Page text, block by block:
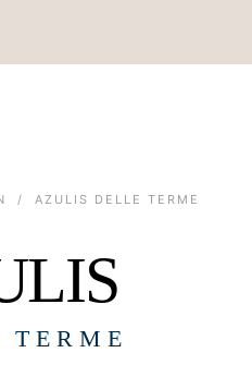
/ AZULIS DELLE TERME
TERME